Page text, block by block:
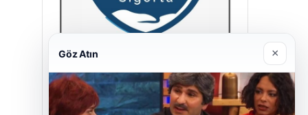
Cengiz Sigorta
23/06/2026
Göz Atın ×